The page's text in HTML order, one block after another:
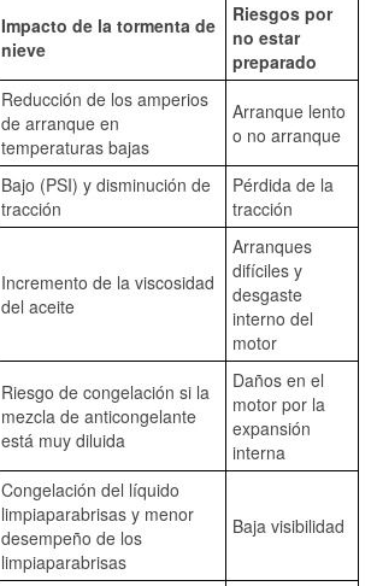
Impacto de la tormenta de
nieve
Riesgos por
no estar
preparado
Reducción de los amperios
de arranque en
temperaturas bajas
Arranque lento
o no arranque
Bajo (PSI) y disminución de
tracción
Pérdida de la
tracción
Incremento de la viscosidad
del aceite
Arranques
difíciles y
desgaste
interno del
motor
Riesgo de congelación si la
mezcla de anticongelante
está muy diluida
Daños en el
motor por la
expansión
interna
Congelación del líquido
limpiaparabrisas y menor
desempeño de los
limpiaparabrisas
Baja visibilidad